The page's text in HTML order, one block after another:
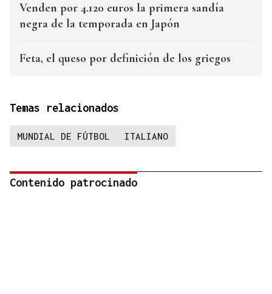
Venden por 4.120 euros la primera sandía
negra de la temporada en Japón
Feta, el queso por definición de los griegos
Temas relacionados
MUNDIAL DE FÚTBOL ITALIANO
Contenido patrocinado